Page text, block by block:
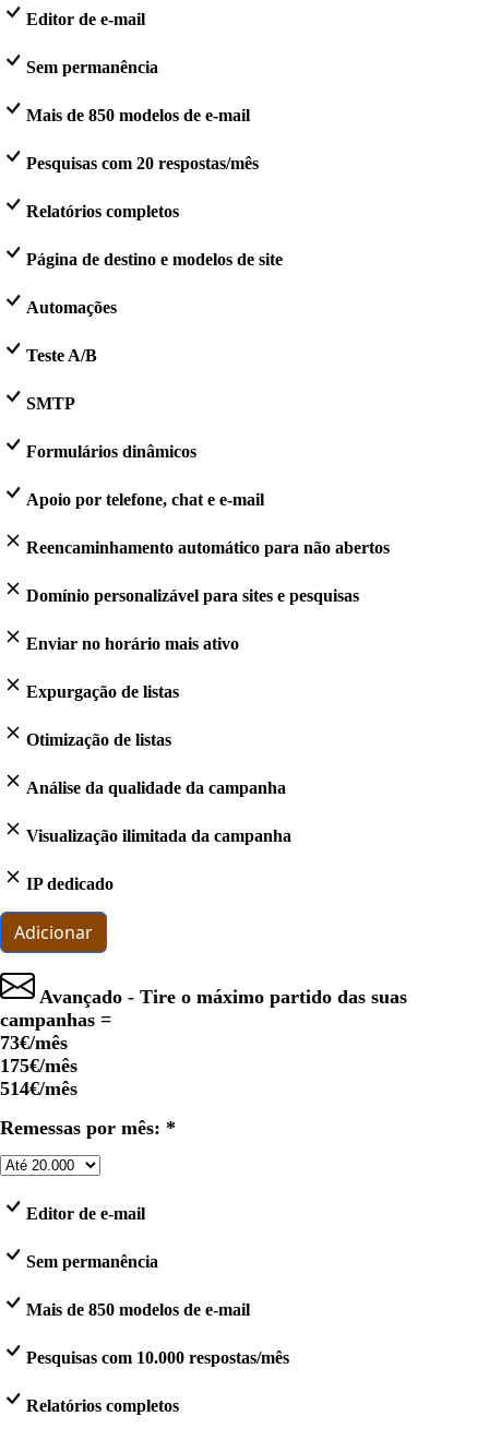
Editor de e-mail
Sem permanência
Mais de 850 modelos de e-mail
Pesquisas com 20 respostas/mês
Relatórios completos
Página de destino e modelos de site
Automações
Teste A/B
SMTP
Formulários dinâmicos
Apoio por telefone, chat e e-mail
Reencaminhamento automático para não abertos
Domínio personalizável para sites e pesquisas
Enviar no horário mais ativo
Expurgação de listas
Otimização de listas
Análise da qualidade da campanha
Visualização ilimitada da campanha
IP dedicado
Adicionar
Avançado - Tire o máximo partido das suas
campanhas =
73€/mês
175€/mês
514€/mês
Remessas por mês: *
Editor de e-mail
Sem permanência
Mais de 850 modelos de e-mail
Pesquisas com 10.000 respostas/mês
Relatórios completos